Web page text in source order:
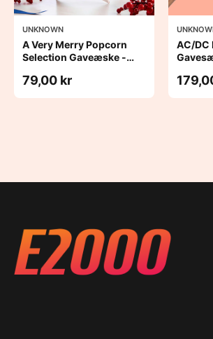
UNKNOWN
A Very Merry Popcorn
Selection Gaveæske -
79,00 kr
AC/DC